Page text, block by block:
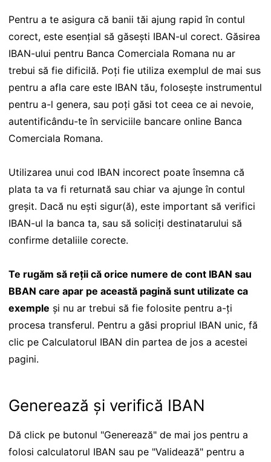
Pentru a te asigura că banii tăi ajung rapid în contul
corect, este esențial să găsești IBAN-ul corect. Găsirea
IBAN-ului pentru Banca Comerciala Romana nu ar
trebui să fie dificilă. Poți fie utiliza exemplul de mai sus
pentru a afla care este IBAN tău, folosește instrumentul
pentru a-l genera, sau poți găsi tot ceea ce ai nevoie,
autentificându-te în serviciile bancare online Banca
Comerciala Romana.
Utilizarea unui cod IBAN incorect poate însemna că
plata ta va fi returnată sau chiar va ajunge în contul
greșit. Dacă nu ești sigur(ă), este important să verifici
IBAN-ul la banca ta, sau să soliciți destinatarului să
confirme detaliile corecte.
Te rugăm să reții că orice numere de cont IBAN sau
BBAN care apar pe această pagină sunt utilizate ca
exemple și nu ar trebui să fie folosite pentru a-ți
procesa transferul. Pentru a găsi propriul IBAN unic, fă
clic pe Calculatorul IBAN din partea de jos a acestei
pagini.
Generează și verifică IBAN
Dă click pe butonul "Generează" de mai jos pentru a
folosi calculatorul IBAN sau pe "Validează" pentru a